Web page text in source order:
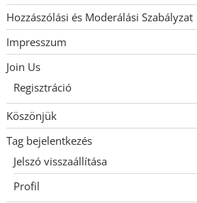
Hozzászólási és Moderálási Szabályzat
Impresszum
Join Us
Regisztráció
Köszönjük
Tag bejelentkezés
Jelszó visszaállítása
Profil